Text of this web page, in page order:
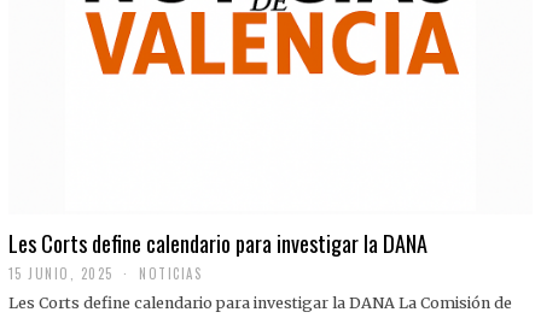
Les Corts define calendario para investigar la DANA
15 JUNIO, 2025 NOTICIAS
Les Corts define calendario para investigar la DANA La Comisión de